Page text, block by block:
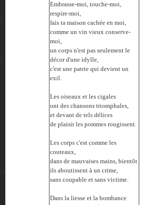
Embrasse-moi, touche-moi,
respire-moi,
fais ta maison cachée en moi,
comme un vin vieux conserve-
moi,
un corps n'est pas seulement le
décor d'une idylle,
c'est une patrie qui devient un
exil.
Les oiseaux et les cigales
ont des chansons triomphales,
et devant de tels délices
de plaisir les pommes rougissent.
Les corps c'est comme les
couteaux,
dans de mauvaises mains, bientôt
ils aboutissent à un crime,
sans coupable et sans victime.
Dans la liesse et la bombance